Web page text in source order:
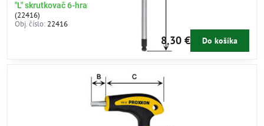
"L" skrutkovač 6-hran 8mm
(22416)
Obj. číslo: 22416
8,30 € Do košíka